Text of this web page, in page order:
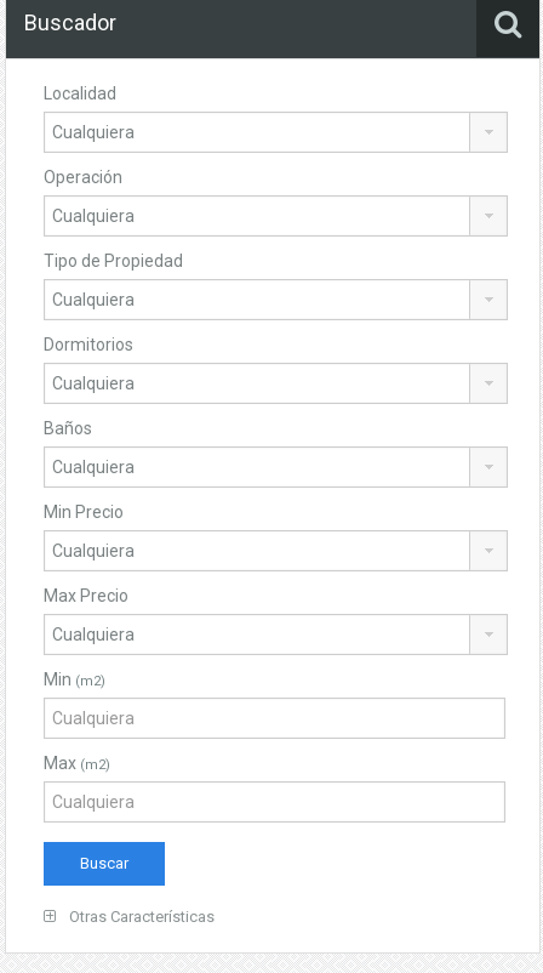
Buscador
Localidad
Operación
Tipo de Propiedad
Dormitorios
Baños
Min Precio
Max Precio
Min (m2)
Max (m2)
Otras Características